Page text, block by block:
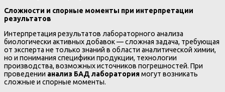
Сложности и спорные моменты при интерпретации
результатов
Интерпретация результатов лабораторного анализа
биологически активных добавок — сложная задача, требующая
от эксперта не только знаний в области аналитической химии,
но и понимания специфики продукции, технологии
производства, возможных источников погрешностей. При
проведении анализ БАД лабораториямогут возникать
сложные и спорные моменты.